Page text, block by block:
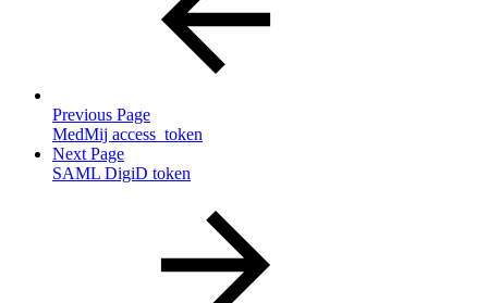
Previous Page
MedMij access_token
Next Page
SAML DigiD token